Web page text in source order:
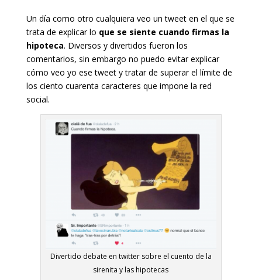
Un día como otro cualquiera veo un tweet en el que se
trata de explicar lo que se siente cuando firmas la
hipoteca. Diversos y divertidos fueron los
comentarios, sin embargo no puedo evitar explicar
cómo veo yo ese tweet y tratar de superar el límite de
los ciento cuarenta caracteres que impone la red
social.
Divertido debate en twitter sobre el cuento de la
sirenita y las hipotecas